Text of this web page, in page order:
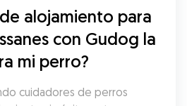
alojamiento para
con Gudog la
mi perro?
cuidadores de perros